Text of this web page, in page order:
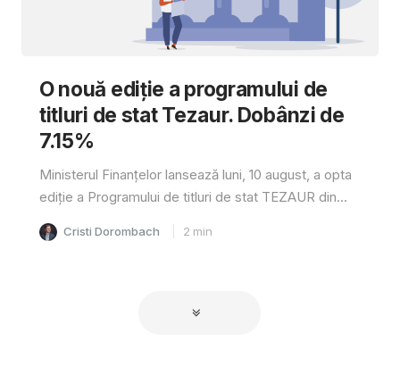
O nouă ediție a programului de
titluri de stat Tezaur. Dobânzi de
7.15%
Ministerul Finanțelor lansează luni, 10 august, a opta
ediție a Programului de titluri de stat TEZAUR din...
Cristi Dorombach 2 min